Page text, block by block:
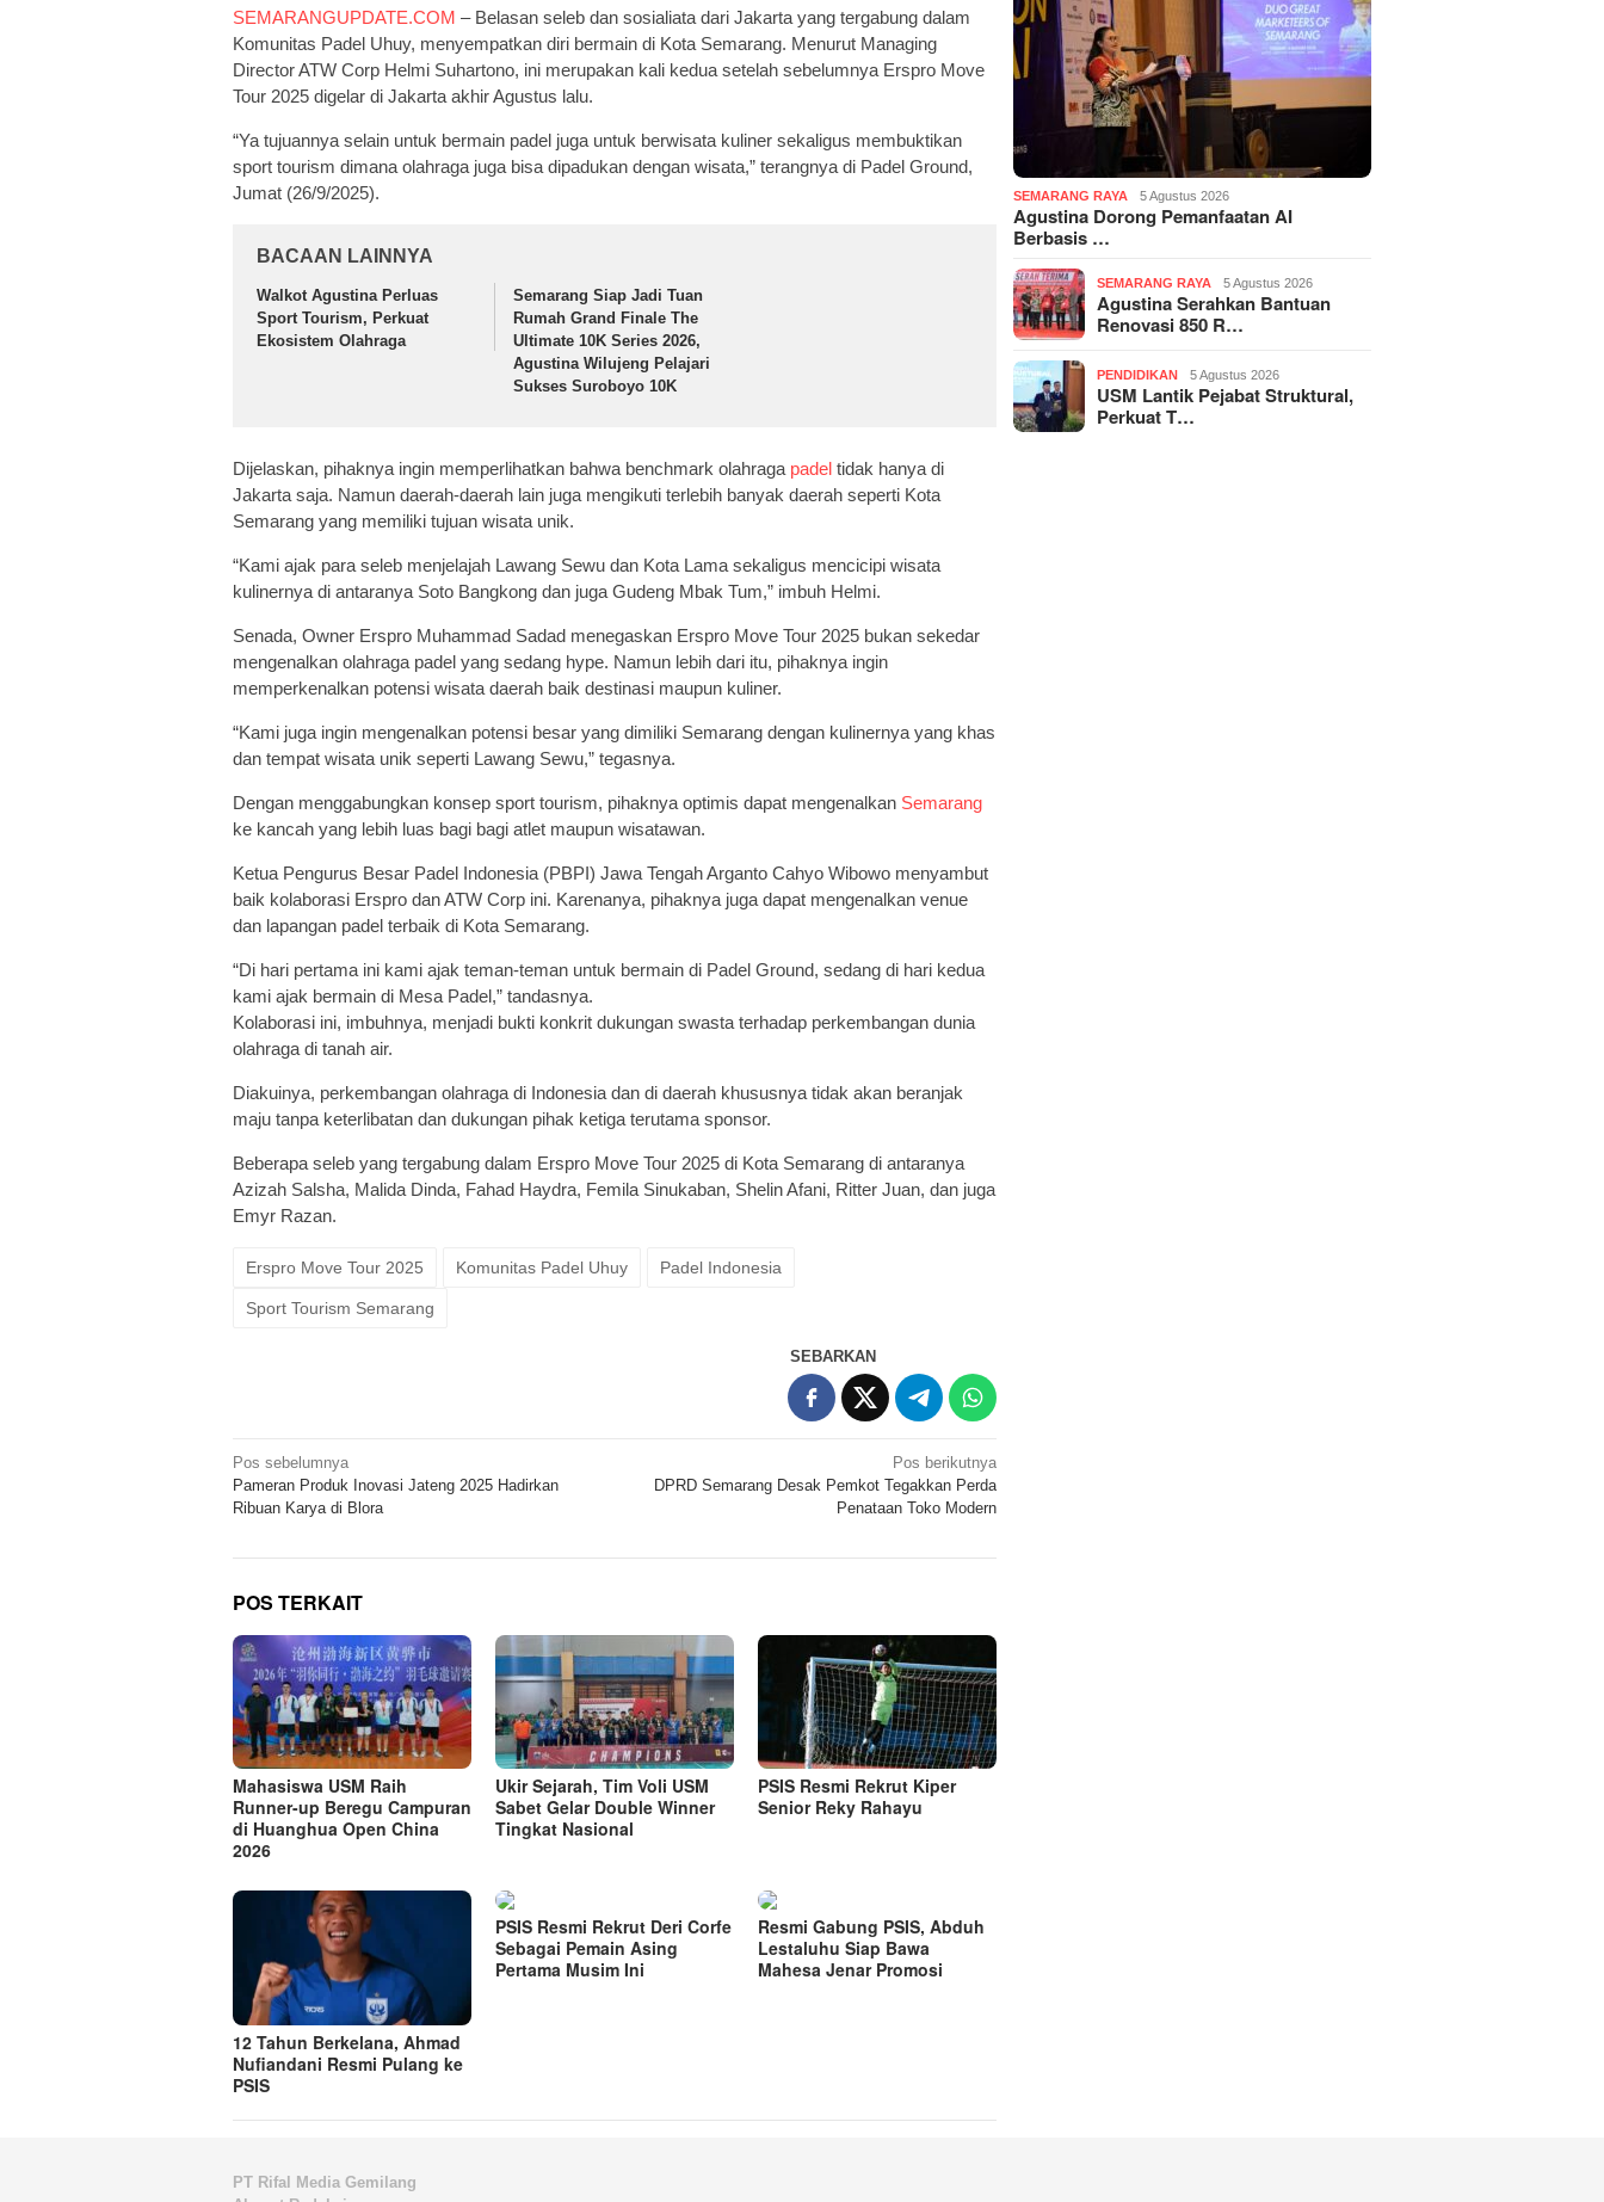
SEMARANGUPDATE.COM – Belasan seleb dan sosialiata dari Jakarta yang tergabung dalam
Komunitas Padel Uhuy, menyempatkan diri bermain di Kota Semarang. Menurut Managing
Director ATW Corp Helmi Suhartono, ini merupakan kali kedua setelah sebelumnya Erspro Move
Tour 2025 digelar di Jakarta akhir Agustus lalu.
“Ya tujuannya selain untuk bermain padel juga untuk berwisata kuliner sekaligus membuktikan
sport tourism dimana olahraga juga bisa dipadukan dengan wisata,” terangnya di Padel Ground,
Jumat (26/9/2025).
BACAAN LAINNYA
Walkot Agustina Perluas
Sport Tourism, Perkuat
Ekosistem Olahraga
Semarang Siap Jadi Tuan
Rumah Grand Finale The
Ultimate 10K Series 2026,
Agustina Wilujeng Pelajari
Sukses Suroboyo 10K
Dijelaskan, pihaknya ingin memperlihatkan bahwa benchmark olahraga padel tidak hanya di
Jakarta saja. Namun daerah-daerah lain juga mengikuti terlebih banyak daerah seperti Kota
Semarang yang memiliki tujuan wisata unik.
“Kami ajak para seleb menjelajah Lawang Sewu dan Kota Lama sekaligus mencicipi wisata
kulinernya di antaranya Soto Bangkong dan juga Gudeng Mbak Tum,” imbuh Helmi.
Senada, Owner Erspro Muhammad Sadad menegaskan Erspro Move Tour 2025 bukan sekedar
mengenalkan olahraga padel yang sedang hype. Namun lebih dari itu, pihaknya ingin
memperkenalkan potensi wisata daerah baik destinasi maupun kuliner.
“Kami juga ingin mengenalkan potensi besar yang dimiliki Semarang dengan kulinernya yang khas
dan tempat wisata unik seperti Lawang Sewu,” tegasnya.
Dengan menggabungkan konsep sport tourism, pihaknya optimis dapat mengenalkan Semarang
ke kancah yang lebih luas bagi bagi atlet maupun wisatawan.
Ketua Pengurus Besar Padel Indonesia (PBPI) Jawa Tengah Arganto Cahyo Wibowo menyambut
baik kolaborasi Erspro dan ATW Corp ini. Karenanya, pihaknya juga dapat mengenalkan venue
dan lapangan padel terbaik di Kota Semarang.
“Di hari pertama ini kami ajak teman-teman untuk bermain di Padel Ground, sedang di hari kedua
kami ajak bermain di Mesa Padel,” tandasnya.
Kolaborasi ini, imbuhnya, menjadi bukti konkrit dukungan swasta terhadap perkembangan dunia
olahraga di tanah air.
Diakuinya, perkembangan olahraga di Indonesia dan di daerah khususnya tidak akan beranjak
maju tanpa keterlibatan dan dukungan pihak ketiga terutama sponsor.
Beberapa seleb yang tergabung dalam Erspro Move Tour 2025 di Kota Semarang di antaranya
Azizah Salsha, Malida Dinda, Fahad Haydra, Femila Sinukaban, Shelin Afani, Ritter Juan, dan juga
Emyr Razan.
Erspro Move Tour 2025 Komunitas Padel Uhuy Padel Indonesia
Sport Tourism Semarang
SEBARKAN
Navigasi
pos
Pos sebelumnya
Pameran Produk Inovasi Jateng 2025 Hadirkan
Ribuan Karya di Blora
Pos berikutnya
DPRD Semarang Desak Pemkot Tegakkan Perda
Penataan Toko Modern
POS TERKAIT
Mahasiswa USM Raih
Runner-up Beregu Campuran
di Huanghua Open China
2026
Ukir Sejarah, Tim Voli USM
Sabet Gelar Double Winner
Tingkat Nasional
PSIS Resmi Rekrut Kiper
Senior Reky Rahayu
12 Tahun Berkelana, Ahmad
Nufiandani Resmi Pulang ke
PSIS
PSIS Resmi Rekrut Deri Corfe
Sebagai Pemain Asing
Pertama Musim Ini
Resmi Gabung PSIS, Abduh
Lestaluhu Siap Bawa
Mahesa Jenar Promosi
SEMARANG RAYA 5 Agustus 2026
Agustina Dorong Pemanfaatan AI
Berbasis …
SEMARANG RAYA 5 Agustus 2026
Agustina Serahkan Bantuan
Renovasi 850 R…
PENDIDIKAN 5 Agustus 2026
USM Lantik Pejabat Struktural,
Perkuat T…
PT Rifal Media Gemilang